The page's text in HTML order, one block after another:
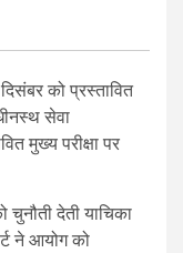
को प्रस्तावित
सेवा
मुख्य परीक्षा पर
चुनौती देती याचिका
ने आयोग को